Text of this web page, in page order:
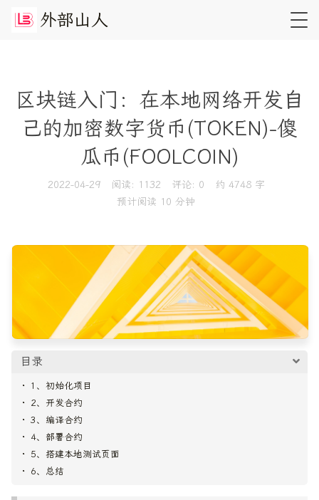
外部山 人
区块链入门：在本地网络开发自
己的加密数字货币(TOKEN)-傻
瓜币(FOOLCOIN)
2022-04-29 阅读: 1132 评论: 0
约 4748 字
预计阅读 10 分钟
目录
1、初始化项目
2、开发合约
3、编译合约
4、部署合约
5、搭建本地测试页面
6、总结